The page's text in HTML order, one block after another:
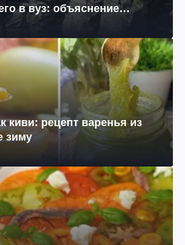
в вуз: объяснение
киви: рецепт варенья из
зиму